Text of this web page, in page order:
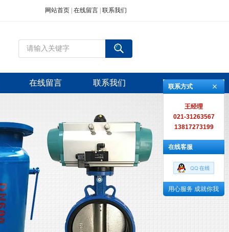
网站首页 在线留言 联系我们
在线留言 联系我们 联系方式
王经理
021-31263567
13817273199
在线客服
用心服务 成就你我